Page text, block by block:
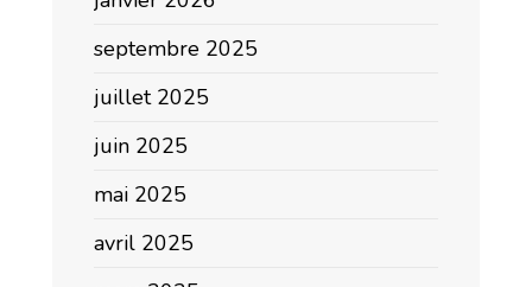
septembre 2025
juillet 2025
juin 2025
mai 2025
avril 2025